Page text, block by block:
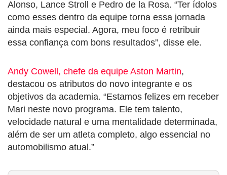
Alonso, Lance Stroll e Pedro de la Rosa. “Ter ídolos
como esses dentro da equipe torna essa jornada
ainda mais especial. Agora, meu foco é retribuir
essa confiança com bons resultados”, disse ele.
Andy Cowell, chefe da equipe Aston Martin,
destacou os atributos do novo integrante e os
objetivos da academia. “Estamos felizes em receber
Mari neste novo programa. Ele tem talento,
velocidade natural e uma mentalidade determinada,
além de ser um atleta completo, algo essencial no
automobilismo atual.”